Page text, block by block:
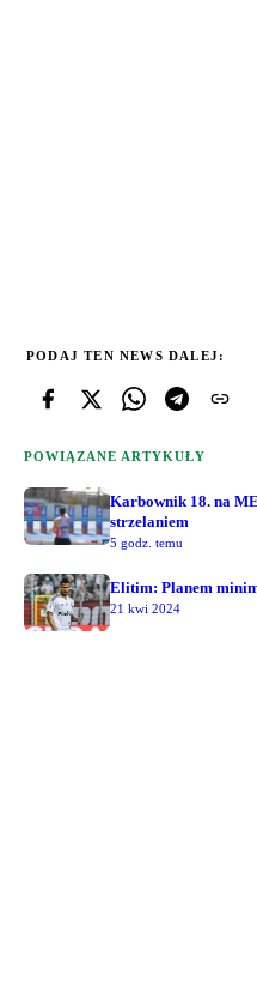
PODAJ TEN NEWS DALEJ:
POWIĄZANE ARTYKUŁY
Karbownik 18. na
strzelaniem
5 godz. temu
Elitim: Planem
21 kwi 2024